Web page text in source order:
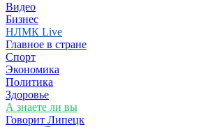
Видео
Бизнес
НЛМК Live
Главное в стране
Спорт
Экономика
Политика
Здоровье
А знаете ли вы
Говорит Липецк